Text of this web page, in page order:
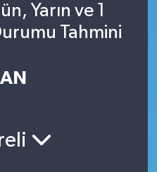
Yarın ve 1
Tahmini